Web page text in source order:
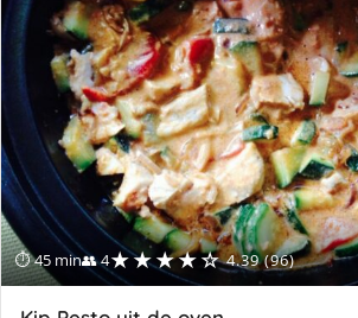
⏱ 45 min👥 4★★★★☆ 4.39 (96)